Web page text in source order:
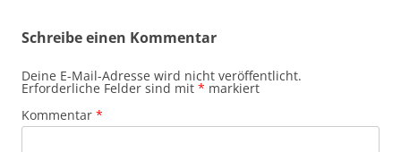
Schreibe einen Kommentar
Deine E-Mail-Adresse wird nicht veröffentlicht.
Erforderliche Felder sind mit * markiert
Kommentar *